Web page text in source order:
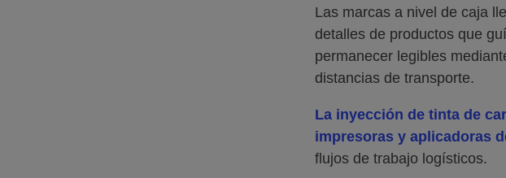
Las marcas a nivel de caja
detalles de productos que
permanecer legibles
distancias de transporte.
La inyección de tinta de
impresoras y aplicadoras
flujos de trabajo logísticos.